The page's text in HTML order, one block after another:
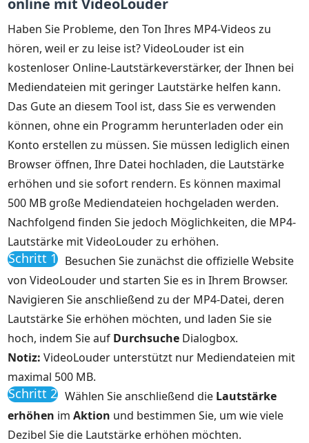
Haben Sie Probleme, den Ton Ihres MP4-Videos zu
hören, weil er zu leise ist? VideoLouder ist ein
kostenloser Online-Lautstärkeverstärker, der Ihnen bei
Mediendateien mit geringer Lautstärke helfen kann.
Das Gute an diesem Tool ist, dass Sie es verwenden
können, ohne ein Programm herunterladen oder ein
Konto erstellen zu müssen. Sie müssen lediglich einen
Browser öffnen, Ihre Datei hochladen, die Lautstärke
erhöhen und sie sofort rendern. Es können maximal
500 MB große Mediendateien hochgeladen werden.
Nachfolgend finden Sie jedoch Möglichkeiten, die MP4-
Lautstärke mit VideoLouder zu erhöhen.
Schritt 1 Besuchen Sie zunächst die offizielle Website
von VideoLouder und starten Sie es in Ihrem Browser.
Navigieren Sie anschließend zu der MP4-Datei, deren
Lautstärke Sie erhöhen möchten, und laden Sie sie
hoch, indem Sie auf Durchsuche Dialogbox.
Notiz: VideoLouder unterstützt nur Mediendateien mit
maximal 500 MB.
Schritt 2 Wählen Sie anschließend die Lautstärke
erhöhen imAktion und bestimmen Sie, um wie viele
Dezibel Sie die Lautstärke erhöhen möchten.